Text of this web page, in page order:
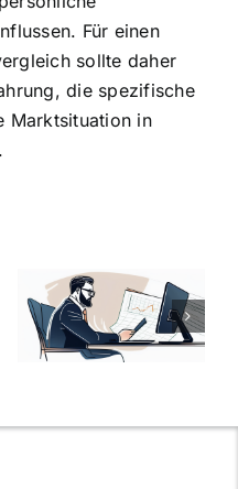
Für einen
sollte daher
die spezifische
Marktsituation in
Fragen: 77
Fragen und
kluge